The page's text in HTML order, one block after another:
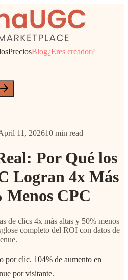
PreciosBlog¿Eres creador?
11, 202610 min read
Por Qué los
Logran 4x Más
Menos CPC
de clics 4x más altas y 50% menos
completo del ROI con datos de
por clic. 104% de aumento en
por visitante.